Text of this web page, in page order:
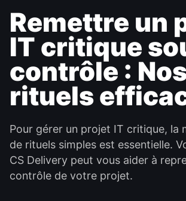
Remettre un
IT critique
contrôle :
rituels
Pour gérer un projet IT critique, la
de rituels simples est essentielle.
CS Delivery peut vous aider à
contrôle de votre projet.